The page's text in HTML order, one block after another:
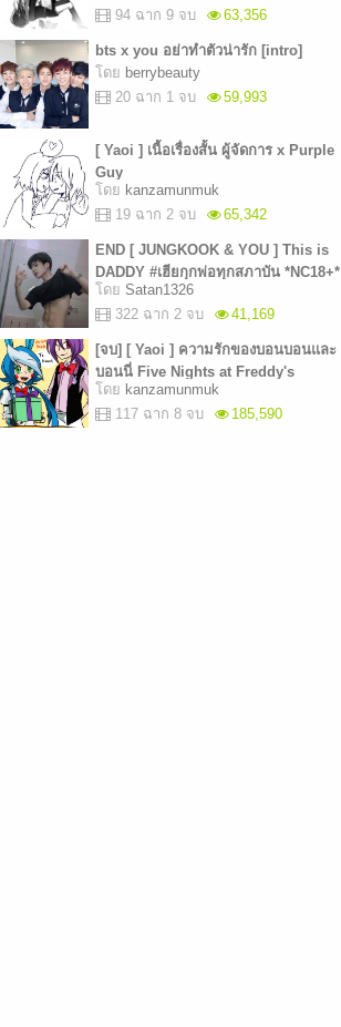
94 ฉาก 9 จบ
63,356
bts x you อย่าทำตัวน่ารัก [intro]
โดย berrybeauty
20 ฉาก 1 จบ
59,993
[ Yaoi ] เนื้อเรื่องสั้น ผู้จัดการ x Purple
Guy
โดย kanzamunmuk
19 ฉาก 2 จบ
65,342
END [ JUNGKOOK & YOU ] This is
DADDY #เฮียกุกพ่อทุกสภาบัน *NC18+*
โดย Satan1326
322 ฉาก 2 จบ
41,169
[จบ] [ Yaoi ] ความรักของบอนบอนและ
บอนนี่ Five Nights at Freddy's
โดย kanzamunmuk
117 ฉาก 8 จบ
185,590